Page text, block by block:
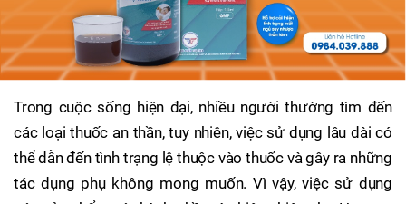
Trong cuộc sống hiện đại, nhiều người thường tìm đến
các loại thuốc an thần, tuy nhiên, việc sử dụng lâu dài có
thể dẫn đến tình trạng lệ thuộc vào thuốc và gây ra những
tác dụng phụ không mong muốn. Vì vậy, việc sử dụng